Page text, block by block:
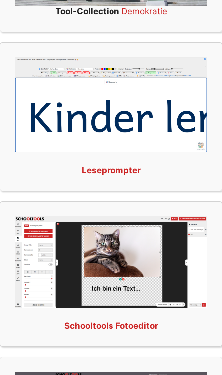
Tool-Collection Demokratie
Leseprompter
Schooltools Fotoeditor